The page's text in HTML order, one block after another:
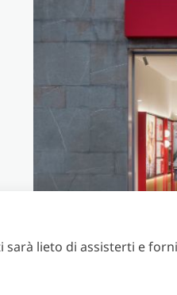
sarà lieto di assisterti e